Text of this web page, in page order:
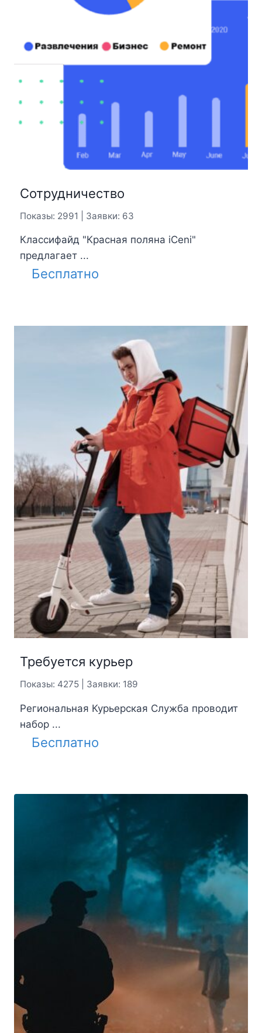
Сотрудничество
Показы: 2991 | Заявки: 63
Классифайд "Красная поляна iCeni"
предлагает ...
Бесплатно
Требуется курьер
Показы: 4275 | Заявки: 189
Региональная Курьерская Служба проводит
набор ...
Бесплатно